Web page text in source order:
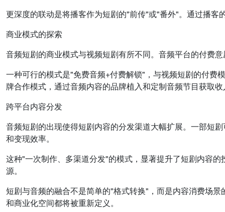
更深度的联动是将播客作为短剧的"前传"或"番外"。通过播
商业模式的探索
音频短剧的商业模式与视频短剧有所不同。音频平台的付费
一种可行的模式是"免费音频+付费解锁"，与视频短剧的付费
牌合作模式，通过音频内容的品牌植入和定制音频节目获取
跨平台内容分发
音频短剧的出现使得短剧内容的分发渠道大幅扩展。一部短
和变现效率。
这种"一次制作、多渠道分发"的模式，显著提升了短剧内容
源。
短剧与音频的融合不是简单的"格式转换"，而是内容消费场
和商业化空间都将被重新定义。